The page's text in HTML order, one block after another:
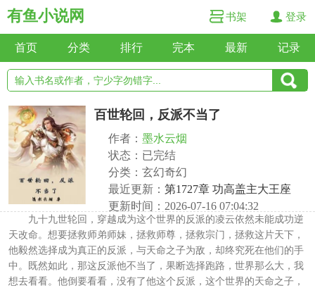
有鱼小说网 书架 登录
首页 分类 排行 完本 最新 记录
百世轮回，反派不当了
作者： 墨水云烟
状态：已完结
分类：玄幻奇幻
最近更新： 第1727章 功高盖主大王座
更新时间：2026-07-16 07:04:32
九十九世轮回，穿越成为这个世界的反派的凌云依然未能成功逆
天改命。想要拯救师弟师妹，拯救师尊，拯救宗门，拯救这片天下，
他毅然选择成为真正的反派，与天命之子为敌，却终究死在他们的手
中。既然如此，那这反派他不当了，果断选择跑路，世界那么大，我
想去看看。他倒要看看，没有了他这个反派，这个世界的天命之子，